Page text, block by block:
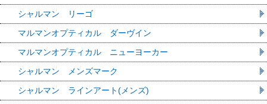
シャルマン リーゴ
マルマンオプティカル ダーヴイン
マルマンオプティカル ニューヨーカー
シャルマン メンズマーク
シャルマン ラインアート(メンズ)